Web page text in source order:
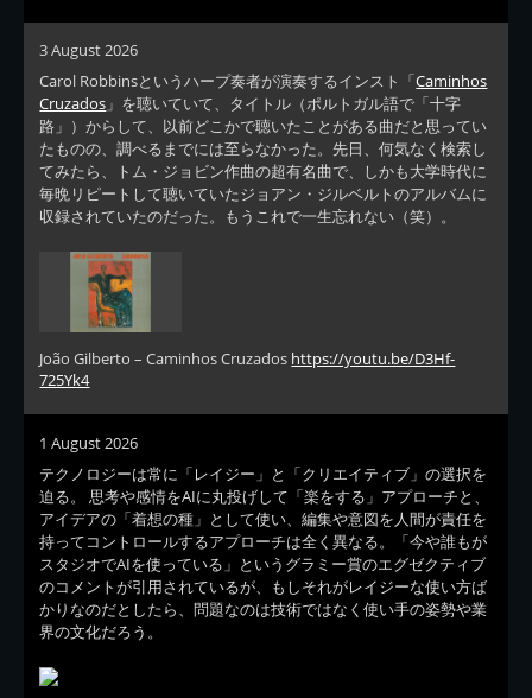
3 August 2026
Carol Robbinsというハープ奏者が演奏するインスト「Caminhos
Cruzados 」を聴いていて、タイトル（ポルトガル語で「十字
路」）からして、以前どこかで聴いたことがある曲だと思ってい
たものの、調べるまでには至らなかった。先日、何気なく検索し
てみたら、トム・ジョビン作曲の超有名曲で、しかも大学時代に
毎晩リピートして聴いていたジョアン・ジルベルトのアルバムに
収録されていたのだった。もうこれで一生忘れない（笑）。
João Gilberto – Caminhos Cruzados https://youtu.be/D3Hf-
725Yk4
1 August 2026
テクノロジーは常に「レイジー」と「クリエイティブ」の選択を
迫る。 思考や感情をAIに丸投げして「楽をする」アプローチと、
アイデアの「着想の種」として使い、編集や意図を人間が責任を
持ってコントロールするアプローチは全く異なる。「今や誰もが
スタジオでAIを使っている」というグラミー賞のエグゼクティブ
のコメントが引用されているが、もしそれがレイジーな使い方ば
かりなのだとしたら、問題なのは技術ではなく使い手の姿勢や業
界の文化だろう。